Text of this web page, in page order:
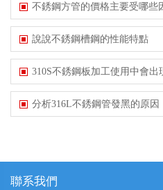
不銹鋼方管的價格主要受哪些
說說不銹鋼槽鋼的性能特點
310S不銹鋼板加工使用中會出
分析316L不銹鋼管發黑的原因
聯系我們